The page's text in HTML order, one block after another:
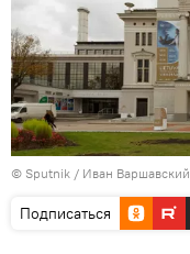
© Sputnik / Иван Варшавский
Подписаться